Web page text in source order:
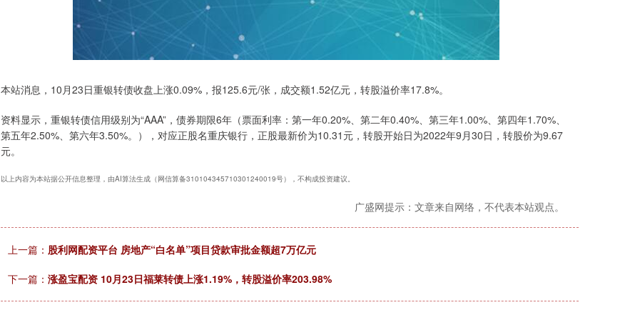
本站消息，10月23日重银转债收盘上涨0.09%，报125.6元/张，成交额1.52亿元，转股溢价率17.8%。
资料显示，重银转债信用级别为“AAA”，债券期限6年（票面利率：第一年0.20%、第二年0.40%、第三年1.00%、第四年1.70%、
第五年2.50%、第六年3.50%。），对应正股名重庆银行，正股最新价为10.31元，转股开始日为2022年9月30日，转股价为9.67
元。
以上内容为本站据公开信息整理，由AI算法生成（网信算备310104345710301240019号），不构成投资建议。
广盛网提示：文章来自网络，不代表本站观点。
上一篇： 股利网配资平台 房地产“白名单”项目贷款审批金额超7万亿元
下一篇： 涨盈宝配资 10月23日福莱转债上涨1.19%，转股溢价率203.98%